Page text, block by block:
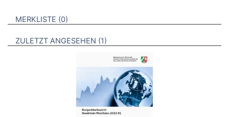
VERWEISE AUF VERMERKTE- ODER ZULETZT ANGESEHENE
MERKLISTE 0 BROSCHÜREN
ZULETZT ANGESEHEN 1 BROSCHÜREN